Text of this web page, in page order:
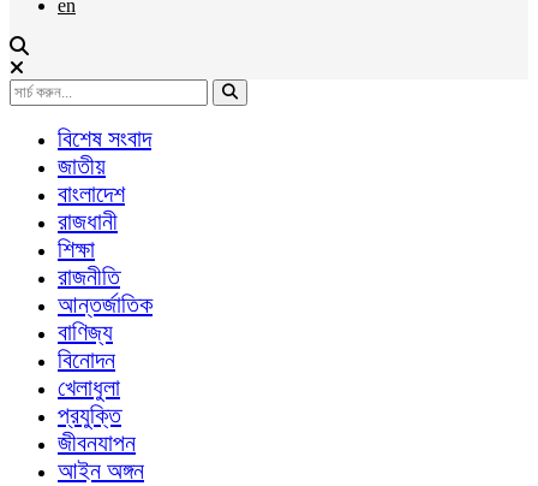
en
বিশেষ সংবাদ
জাতীয়
বাংলাদেশ
রাজধানী
শিক্ষা
রাজনীতি
আন্তর্জাতিক
বাণিজ্য
বিনোদন
খেলাধুলা
প্রযুক্তি
জীবনযাপন
আইন অঙ্গন